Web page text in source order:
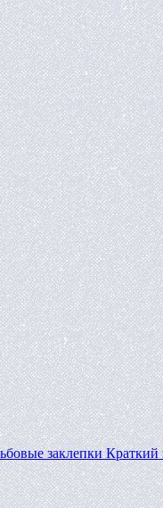
заклепки Краткий